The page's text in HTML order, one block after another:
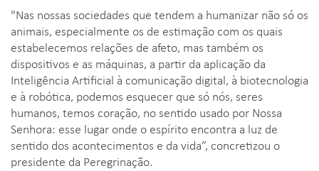
"Nas nossas sociedades que tendem a humanizar não só os
animais, especialmente os de estimação com os quais
estabelecemos relações de afeto, mas também os
dispositivos e as máquinas, a partir da aplicação da
Inteligência Artificial à comunicação digital, à biotecnologia
e à robótica, podemos esquecer que só nós, seres
humanos, temos coração, no sentido usado por Nossa
Senhora: esse lugar onde o espírito encontra a luz de
sentido dos acontecimentos e da vida”, concretizou o
presidente da Peregrinação.